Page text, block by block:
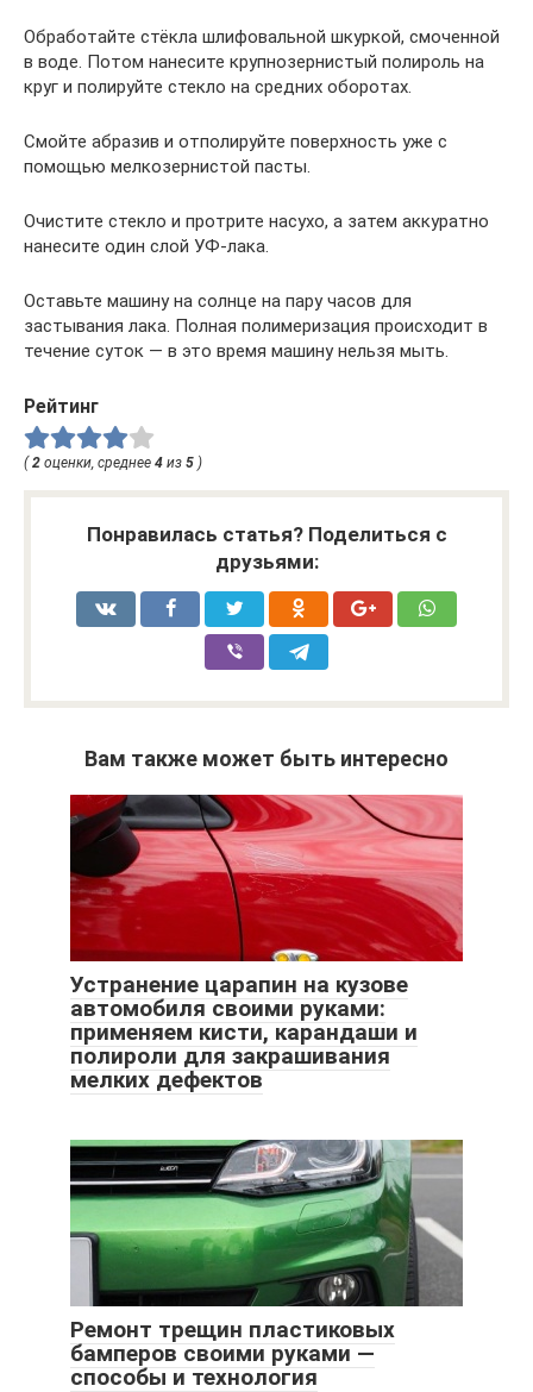
Обработайте стёкла шлифовальной шкуркой, смоченной
в воде. Потом нанесите крупнозернистый полироль на
круг и полируйте стекло на средних оборотах.
Смойте абразив и отполируйте поверхность уже с
помощью мелкозернистой пасты.
Очистите стекло и протрите насухо, а затем аккуратно
нанесите один слой УФ-лака.
Оставьте машину на солнце на пару часов для
застывания лака. Полная полимеризация происходит в
течение суток — в это время машину нельзя мыть.
Рейтинг
(2 оценки, среднее 4 из 5 )
Понравилась статья? Поделиться с
друзьями:
Вам также может быть интересно
Устранение царапин на кузове
автомобиля своими руками:
применяем кисти, карандаши и
полироли для закрашивания
мелких дефектов
Ремонт трещин пластиковых
бамперов своими руками —
способы и технология